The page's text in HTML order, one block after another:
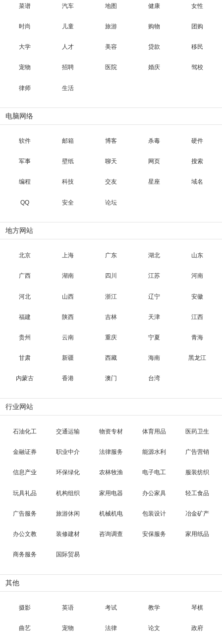
菜谱 汽车 地图 健康 女性
时尚 儿童 旅游 购物 团购
大学 人才 美容 贷款 移民
宠物 招聘 医院 婚庆 驾校
律师 生活
电脑网络
软件 邮箱 博客 杀毒 硬件
军事 壁纸 聊天 网页 搜索
编程 科技 交友 星座 域名
QQ 安全 论坛
地方网站
北京 上海 广东 湖北 山东
广西 湖南 四川 江苏 河南
河北 山西 浙江 辽宁 安徽
福建 陕西 吉林 天津 江西
贵州 云南 重庆 宁夏 青海
甘肃 新疆 西藏 海南 黑龙江
内蒙古 香港 澳门 台湾
行业网站
石油化工 交通运输 物资专材 体育用品 医药卫生
金融证券 职业中介 法律服务 能源水利 广告营销
信息产业 环保绿化 农林牧渔 电子电工 服装纺织
玩具礼品 机构组织 家用电器 办公家具 轻工食品
广告服务 旅游休闲 机械机电 包装设计 冶金矿产
办公文教 装修建材 咨询调查 安保服务 家用纸品
商务服务 国际贸易
其他
摄影 英语 考试 教学 琴棋
曲艺 宠物 法律 论文 政府